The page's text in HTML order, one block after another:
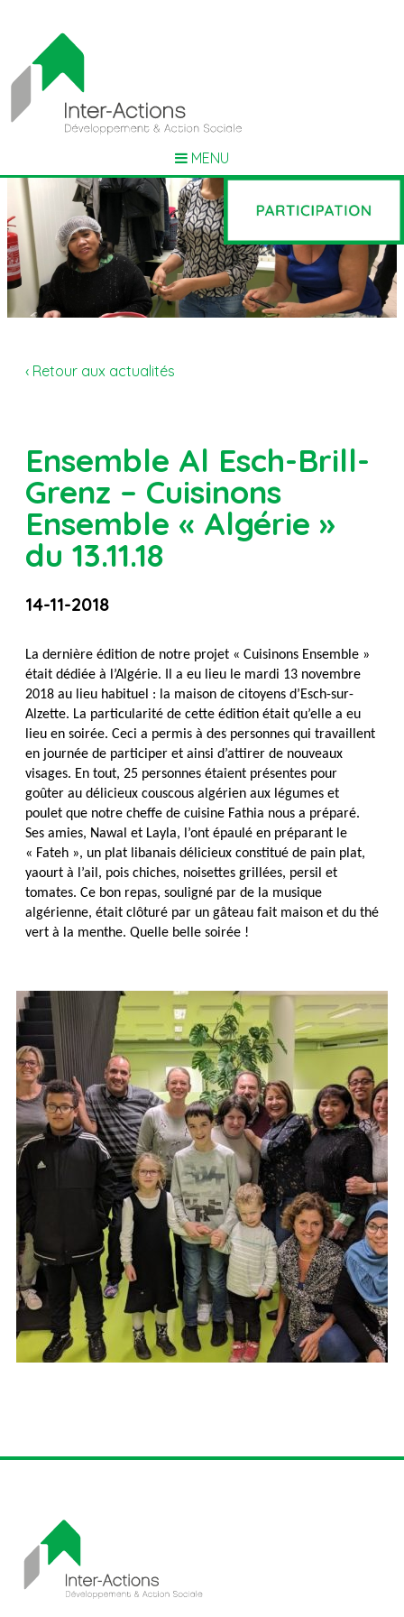
MENU
‹ Retour aux actualités
Ensemble Al Esch-Brill-
Grenz – Cuisinons
Ensemble « Algérie »
du 13.11.18
14-11-2018
La dernière édition de notre projet « Cuisinons Ensemble »
était dédiée à l’Algérie. Il a eu lieu le mardi 13 novembre
2018 au lieu habituel : la maison de citoyens d’Esch-sur-
Alzette. La particularité de cette édition était qu’elle a eu
lieu en soirée. Ceci a permis à des personnes qui travaillent
en journée de participer et ainsi d’attirer de nouveaux
visages. En tout, 25 personnes étaient présentes pour
goûter au délicieux couscous algérien aux légumes et
poulet que notre cheffe de cuisine Fathia nous a préparé.
Ses amies, Nawal et Layla, l’ont épaulé en préparant le
« Fateh », un plat libanais délicieux constitué de pain plat,
yaourt à l’ail, pois chiches, noisettes grillées, persil et
tomates. Ce bon repas, souligné par de la musique
algérienne, était clôturé par un gâteau fait maison et du thé
vert à la menthe. Quelle belle soirée !